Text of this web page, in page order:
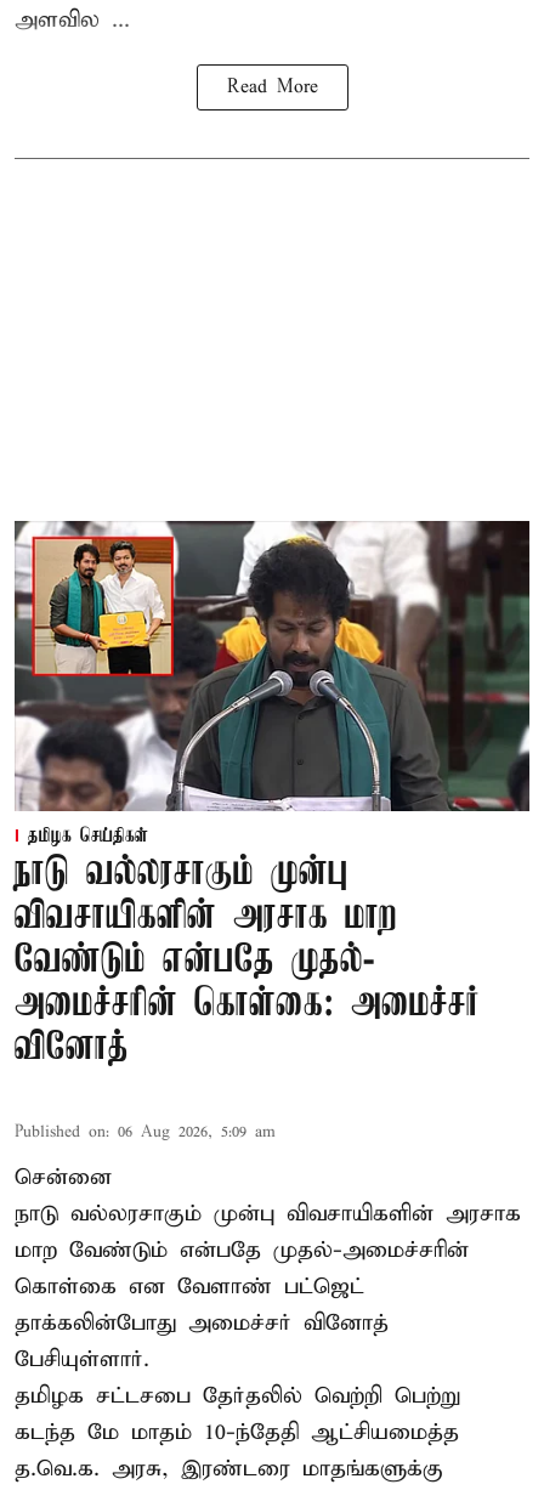
அளவில ...
Read More
தமிழக செய்திகள்
நாடு வல்லரசாகும் முன்பு
விவசாயிகளின் அரசாக மாற
வேண்டும் என்பதே முதல்-
அமைச்சரின் கொள்கை: அமைச்சர்
வினோத்
Published on: 06 Aug 2026, 5:09 am
சென்னை
நாடு வல்லரசாகும் முன்பு விவசாயிகளின் அரசாக
மாற வேண்டும் என்பதே முதல்-அமைச்சரின்
கொள்கை என வேளாண் பட்ஜெட்
தாக்கலின்போது அமைச்சர் வினோத்
பேசியுள்ளார்.
தமிழக சட்டசபை தேர்தலில் வெற்றி பெற்று
கடந்த மே மாதம் 10-ந்தேதி ஆட்சியமைத்த
த.வெ.க. அரசு, இரண்டரை மாதங்களுக்கு